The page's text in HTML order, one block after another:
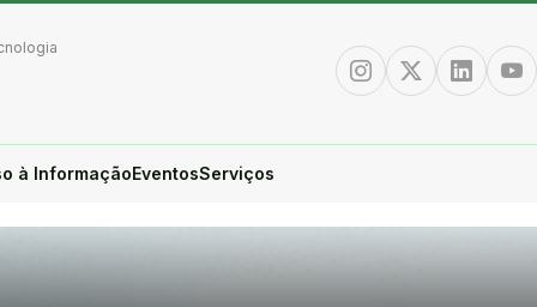
InstagramTwitter/XLinkedin
à InformaçãoEventosServiços